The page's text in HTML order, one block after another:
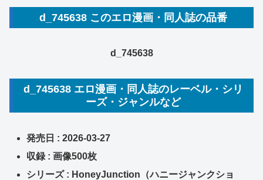
d_745638 このエロ漫画・同人誌の品番
d_745638
d_745638 エロ漫画・同人誌のレーベル・シリ
ーズ・ジャンルなど
発売日 : 2026-03-27
収録 : 画像500枚
シリーズ : HoneyJunction（ハニージャンクショ